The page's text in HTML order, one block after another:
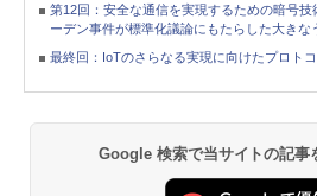
第12回：安全な通信を実現するための暗号
ーデン事件が標準化議論にもたらした大きな
最終回：IoTのさらなる実現に向けたプロト
Google 検索で当サイトの記事